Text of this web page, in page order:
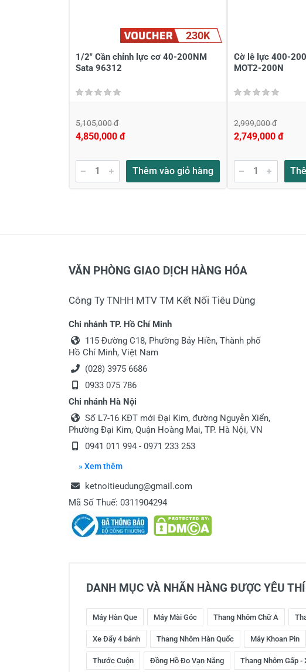
Viết nhận xét của bạn vào bên dưới
230K
1/2" Cần chỉnh lực cơ 40-200NM
Sata 96312
5,105,000 đ
4,850,000 đ
Thêm vào giỏ hàng
Cờ lê lực 400-
MOT2-200N
2,999,000 đ
2,749,000 đ
VĂN PHÒNG GIAO DỊCH HÀNG HÓA
Công Ty TNHH MTV TM Kết Nối Tiêu Dùng
Chi nhánh TP. Hồ Chí Minh
115 Đường C18, Phường Bảy Hiền, Thành phố
Hồ Chí Minh, Việt Nam
(028) 3975 6686
0933 075 786
Chi nhánh Hà Nội
Số L7-16 KĐT mới Đại Kim, đường Nguyễn Xiển,
Phường Đại Kim, Quận Hoàng Mai, TP. Hà Nội, VN
0941 011 994 - 0971 233 253
» Xem thêm
ketnoitieudung@gmail.com
Mã Số Thuế: 0311904294
DANH MỤC VÀ NHÃN HÀNG ĐƯỢC YÊU
Máy Hàn Que Máy Mài Góc Thang Nhôm Chữ A
Xe Đẩy 4 bánh Thang Nhôm Hàn Quốc Máy Khoan Pin
Thước Cuộn Đồng Hồ Đo Vạn Năng Thang Nhôm Gấp -